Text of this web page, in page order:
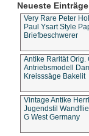
Neueste
Very Rare Peter
Paul Ysart Style
Briefbeschwerer
Antike Rarität Orig.
Antriebsmodell
Kreisssäge Bakelit
Vintage Antike
Jugendstil
G West Germany